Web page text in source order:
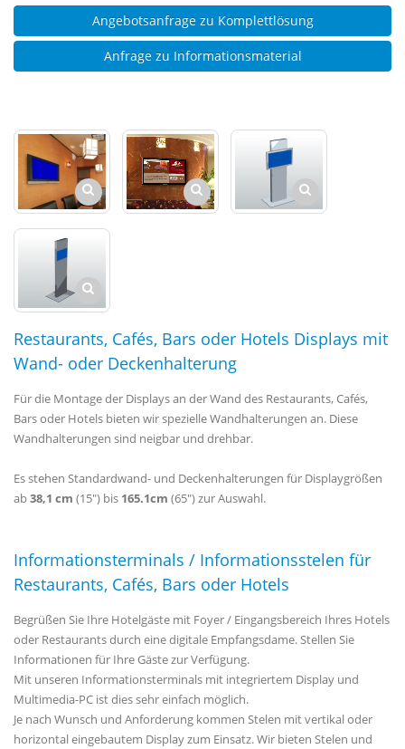
Angebotsanfrage zu Komplettlösung
Anfrage zu Informationsmaterial
Restaurants, Cafés, Bars oder Hotels Displays mit
Wand- oder Deckenhalterung
Für die Montage der Displays an der Wand des Restaurants, Cafés,
Bars oder Hotels bieten wir spezielle Wandhalterungen an. Diese
Wandhalterungen sind neigbar und drehbar.
Es stehen Standardwand- und Deckenhalterungen für Displaygrößen
ab38,1 cm (15") bis 165.1cm (65") zur Auswahl.
Informationsterminals / Informationsstelen für
Restaurants, Cafés, Bars oder Hotels
Begrüßen Sie Ihre Hotelgäste mit Foyer / Eingangsbereich Ihres Hotels
oder Restaurants durch eine digitale Empfangsdame. Stellen Sie
Informationen für Ihre Gäste zur Verfügung.
Mit unseren Informationsterminals mit integriertem Display und
Multimedia-PC ist dies sehr einfach möglich.
Je nach Wunsch und Anforderung kommen Stelen mit vertikal oder
horizontal eingebautem Display zum Einsatz. Wir bieten Stelen und